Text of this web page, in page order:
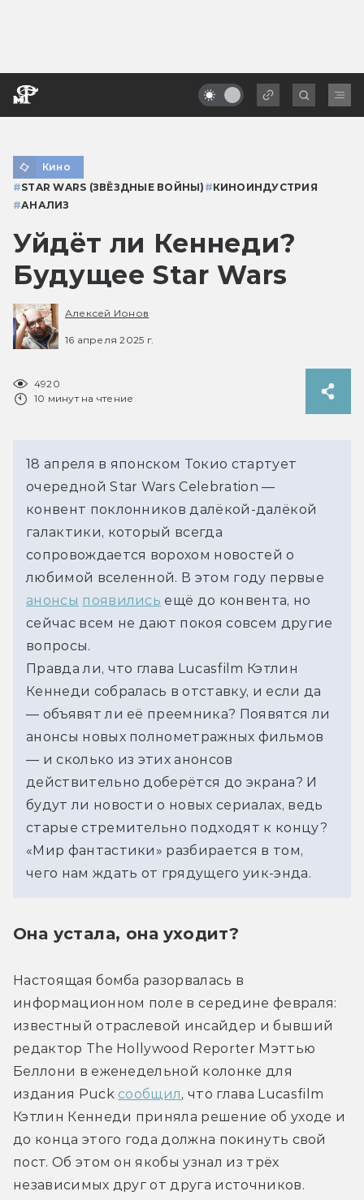
Кино
#STAR WARS (ЗВЁЗДНЫЕ ВОЙНЫ) #КИНОИНДУСТРИЯ
#АНАЛИЗ
Уйдёт ли Кеннеди?
Будущее Star Wars
Алексей Ионов
16 апреля 2025 г.
4920
10 минут на чтение
18 апреля в японском Токио стартует
очередной Star Wars Celebration —
конвент поклонников далёкой-далёкой
галактики, который всегда
сопровождается ворохом новостей о
анонсы появились ещё до конвента, но
сейчас всем не дают покоя совсем другие
вопросы.
Правда ли, что глава Lucasfilm Кэтлин
Кеннеди собралась в отставку, и если да
— объявят ли её преемника? Появятся ли
анонсы новых полнометражных фильмов
— и сколько из этих анонсов
действительно доберётся до экрана? И
будут ли новости о новых сериалах, ведь
старые стремительно подходят к концу?
«Мир фантастики» разбирается в том,
чего нам ждать от грядущего уик-энда.
Она устала, она уходит?
Настоящая бомба разорвалась в
информационном поле в середине февраля:
известный отраслевой инсайдер и бывший
редактор The Hollywood Reporter Мэттью
Беллони в еженедельной колонке для
издания Puck сообщил, что глава Lucasfilm
Кэтлин Кеннеди приняла решение об уходе и
до конца этого года должна покинуть свой
пост. Об этом он якобы узнал из трёх
независимых друг от друга источников.